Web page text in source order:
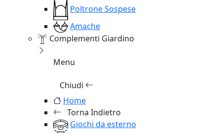
Poltrone Sospese
Amache
Complementi Giardino
Menu
Chiudi
Home
Torna Indietro
Giochi da esterno